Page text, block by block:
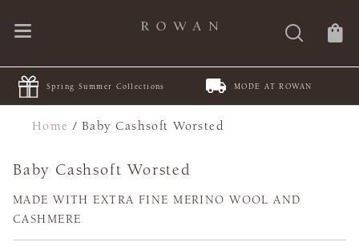
Spring Summer Collections MODE AT ROWAN
Home /Baby Cashsoft Worsted
Baby Cashsoft Worsted
MADE WITH EXTRA FINE MERINO WOOL AND
CASHMERE